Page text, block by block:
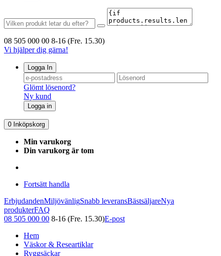
08 505 000 00 8-16 (Fre. 15.30)
Vi hjälper dig gärna!
Logga In
Glömt lösenord?
Ny kund
Logga in
0 Inköpskorg
Min varukorg
Din varukorg är tom
Fortsätt handla
ErbjudandenMiljövänligSnabb leveransBästsäljareNya
produkterFAQ
08 505 000 00 8-16 (Fre. 15.30)E-post
Hem
Väskor & Researtiklar
Ryggsäckar